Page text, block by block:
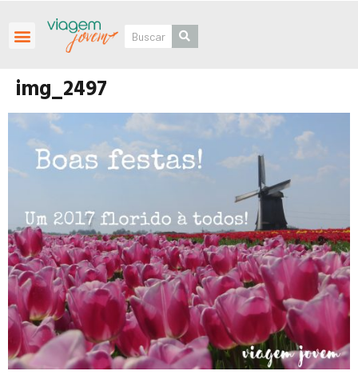
img_2497